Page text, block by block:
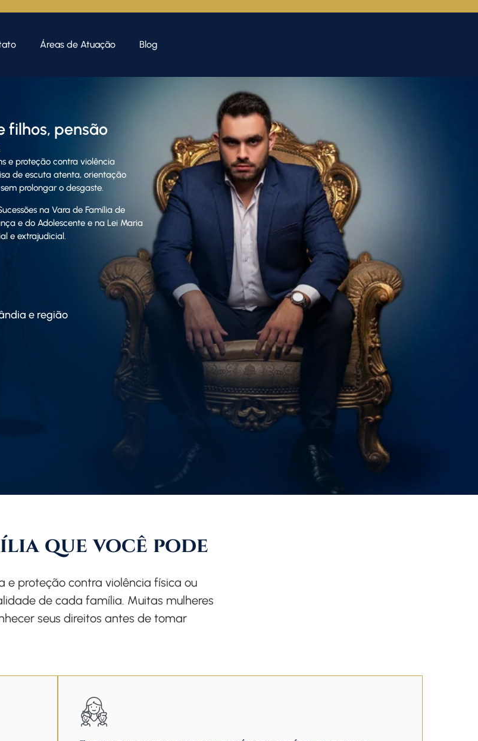
Áreas de Atuação Blog
filhos, pensão
e proteção contra violência
de escuta atenta, orientação
prolongar o desgaste.
na Vara de Família de
e do Adolescente e na Lei Maria
e extrajudicial.
e região
que você pode
e proteção contra violência física ou
de cada família. Muitas mulheres
seus direitos antes de tomar